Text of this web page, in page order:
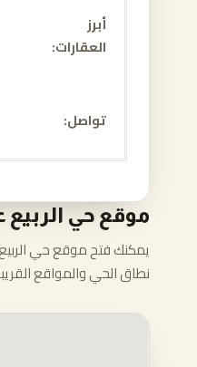
أبرز
العقارات
تواصل
موقع حي الربيع
يمكنك فتح موقع حي
نطاق الحي والمواقع